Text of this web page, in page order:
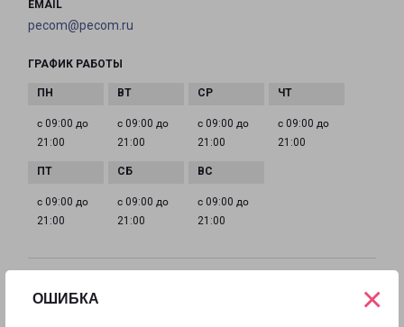
ОШИБКА ×
EMAIL
pecom@pecom.ru
ГРАФИК РАБОТЫ
с 09:00 до
21:00
с 09:00 до
21:00
с 09:00 до
21:00
с 09:00 до
21:00
с 09:00 до
21:00
с 09:00 до
21:00
с 09:00 до
21:00